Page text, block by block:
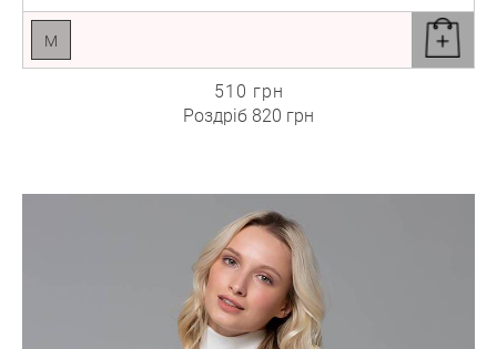
M
510 грн
Роздріб 820 грн